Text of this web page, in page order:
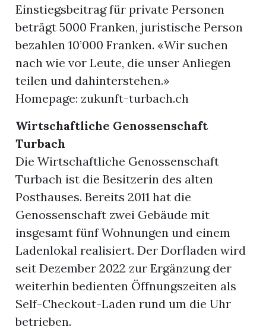
Einstiegsbeitrag für private Personen
beträgt 5000 Franken, juristische Person
bezahlen 10’000 Franken. «Wir suchen
nach wie vor Leute, die unser Anliegen
teilen und dahinterstehen.»
Homepage: zukunft-turbach.ch
Wirtschaftliche Genossenschaft
Turbach
Die Wirtschaftliche Genossenschaft
Turbach ist die Besitzerin des alten
Posthauses. Bereits 2011 hat die
Genossenschaft zwei Gebäude mit
insgesamt fünf Wohnungen und einem
Ladenlokal realisiert. Der Dorfladen wird
seit Dezember 2022 zur Ergänzung der
weiterhin bedienten Öffnungszeiten als
Self-Checkout-Laden rund um die Uhr
betrieben.